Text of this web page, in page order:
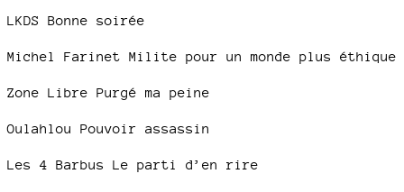
LKDS Bonne soirée
Michel Farinet Milite pour un monde plus éthique
Zone Libre Purgé ma peine
Oulahlou Pouvoir assassin
Les 4 Barbus Le parti d’en rire